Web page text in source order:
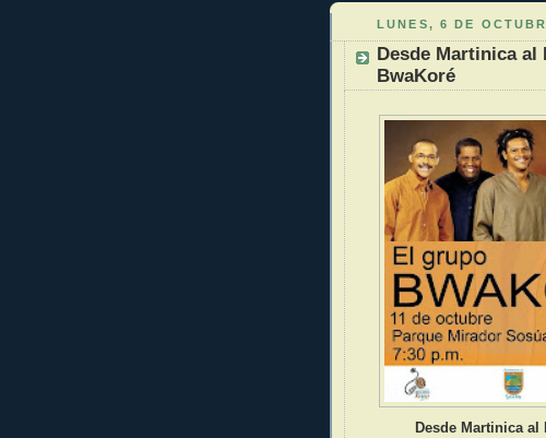
LUNES, 6 DE
Desde Martinica al
BwaKoré
Desde Martinica